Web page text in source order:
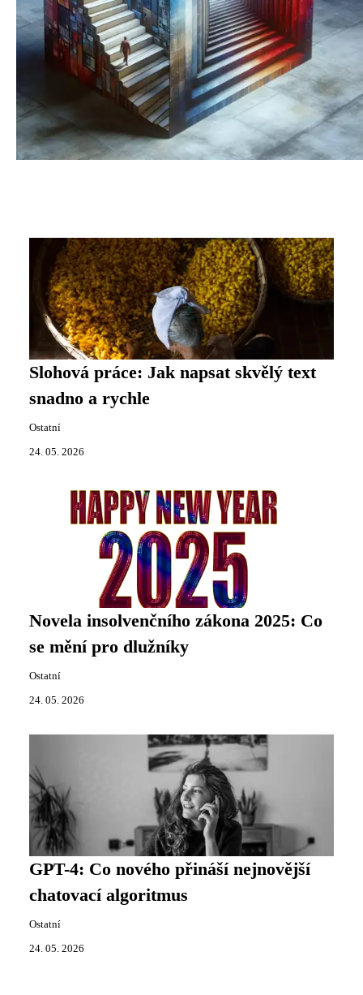
Slohová práce: Jak napsat skvělý text
snadno a rychle
Ostatní
24. 05. 2026
Novela insolvenčního zákona 2025: Co
se mění pro dlužníky
Ostatní
24. 05. 2026
GPT-4: Co nového přináší nejnovější
chatovací algoritmus
Ostatní
24. 05. 2026